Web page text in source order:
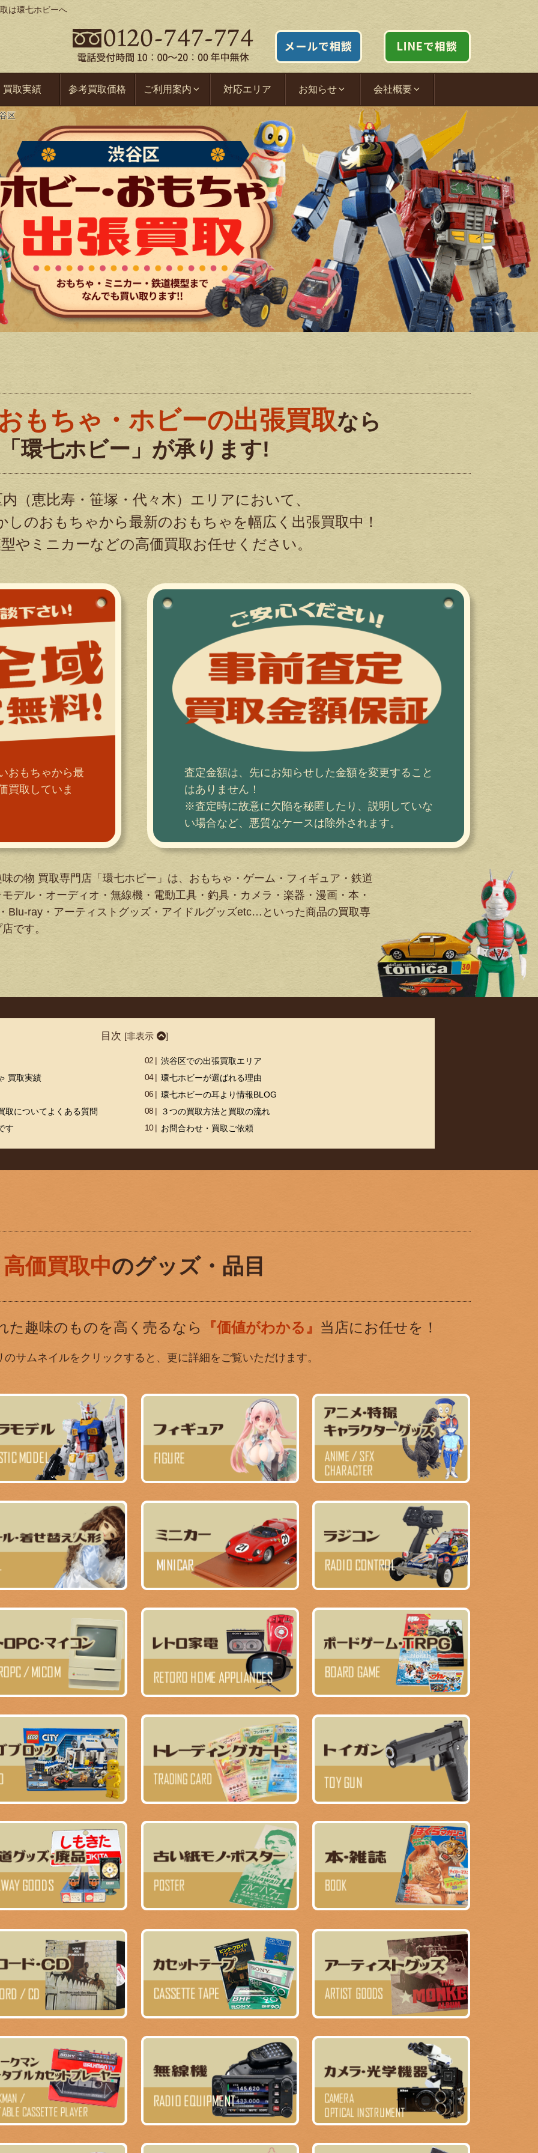
は環七ホビーへ
買取実績 参考買取価格 ご利用案内 対応エリア お知らせ 会社概要
区
もちゃ・ホビーの出張買取なら
「環七ホビー」が承ります!
（恵比寿・笹塚・代々木）エリアにおいて、
しのおもちゃから最新のおもちゃを幅広く出張買取中！
やミニカーなどの高価買取お任せください。
おもちゃから最
買取していま
査定金額は、先にお知らせした金額を変更すること
はありません！
※査定時に故意に欠陥を秘匿したり、説明していな
い場合など、悪質なケースは除外されます。
の物 買取専門店「環七ホビー」は、おもちゃ・ゲーム・フィギュア・鉄道
デル・オーディオ・無線機・電動工具・釣具・カメラ・楽器・漫画・本・
Blu-ray・アーティストグッズ・アイドルグッズetc…といった商品の買取専
です。
目次 [非表示 ]
渋谷区での出張買取エリア
買取実績
環七ホビーが選ばれる理由
環七ホビーの耳より情報BLOG
取についてよくある質問
３つの買取方法と買取の流れ
す
お問合わせ・買取ご依頼
高価買取中のグッズ・品目
た趣味のものを高く売るなら 『価値がわかる』 当店にお任せを！
サムネイルをクリックすると、更に詳細をご覧いただけます。